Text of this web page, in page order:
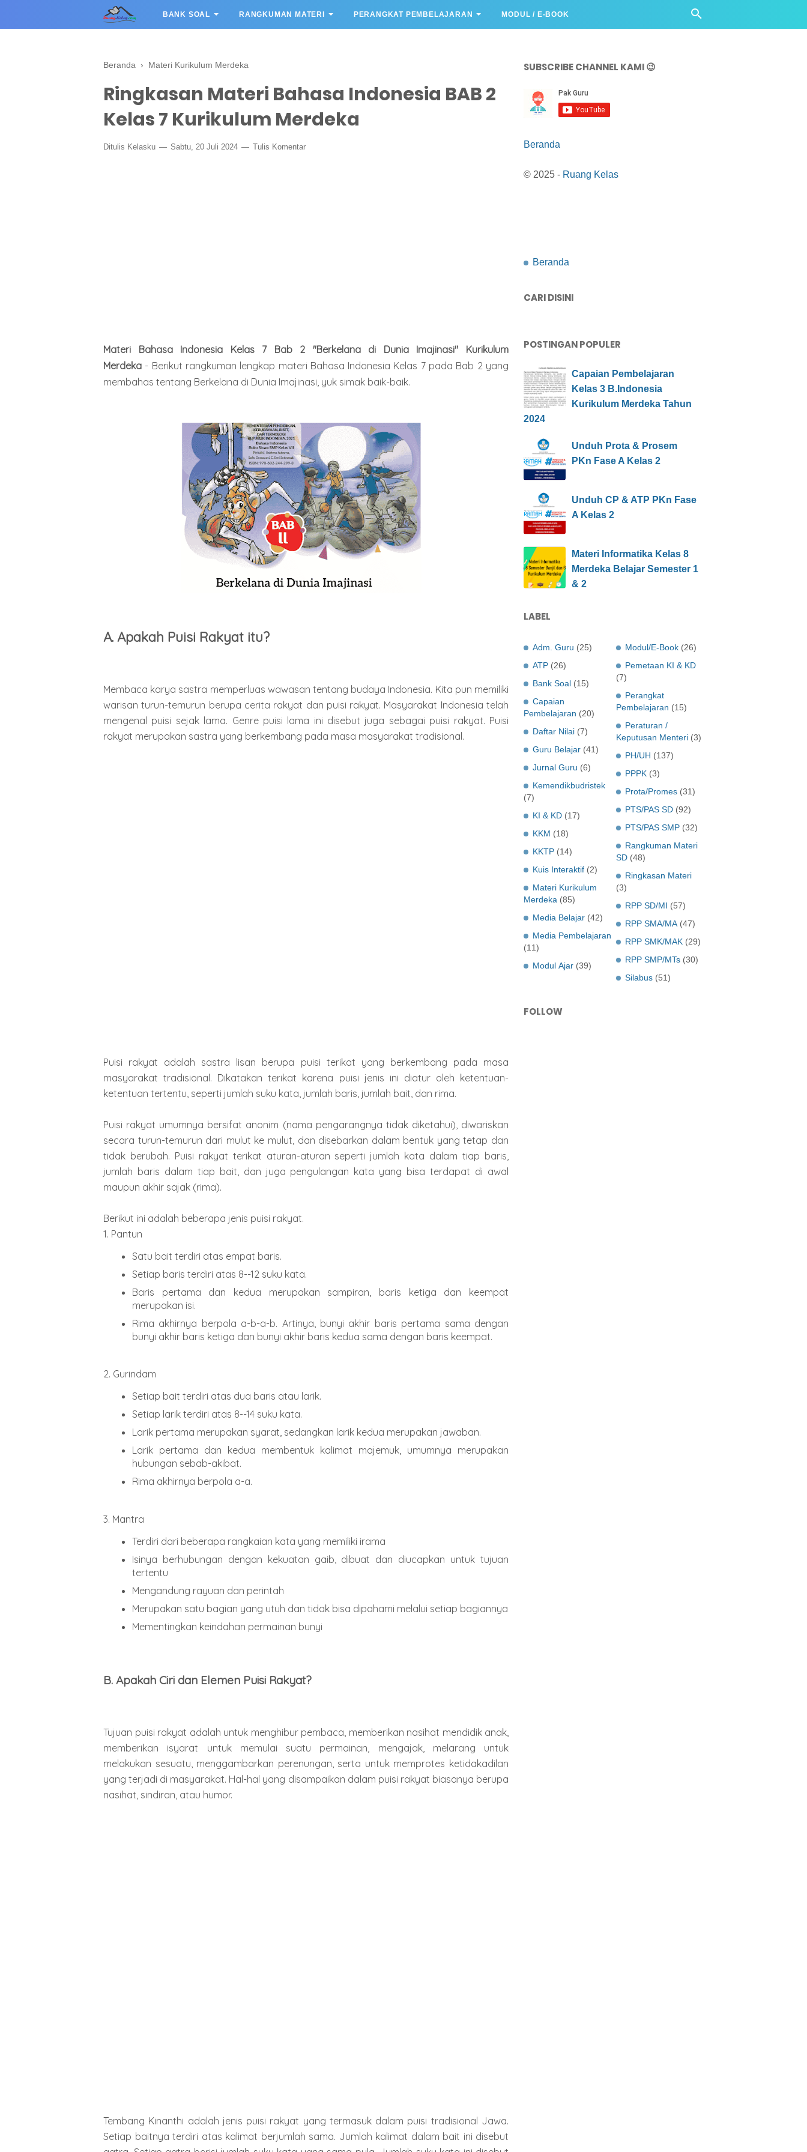
BANK SOAL RANGKUMAN MATERI PERANGKAT PEMBELAJARAN MODUL / E-BOOK
Beranda › Materi Kurikulum Merdeka
Ringkasan Materi Bahasa Indonesia BAB 2
Kelas 7 Kurikulum Merdeka
Ditulis Kelasku Sabtu, 20 Juli 2024 Tulis Komentar
Materi Bahasa Indonesia Kelas 7 Bab 2 "Berkelana di Dunia Imajinasi" Kurikulum
Merdeka - Berikut rangkuman lengkap materi Bahasa Indonesia Kelas 7 pada Bab 2 yang
membahas tentang Berkelana di Dunia Imajinasi, yuk simak baik-baik.
A. Apakah Puisi Rakyat itu?
Membaca karya sastra memperluas wawasan tentang budaya Indonesia. Kita pun memiliki
warisan turun-temurun berupa cerita rakyat dan puisi rakyat. Masyarakat Indonesia telah
mengenal puisi sejak lama. Genre puisi lama ini disebut juga sebagai puisi rakyat. Puisi
rakyat merupakan sastra yang berkembang pada masa masyarakat tradisional.
Puisi rakyat adalah sastra lisan berupa puisi terikat yang berkembang pada masa
masyarakat tradisional. Dikatakan terikat karena puisi jenis ini diatur oleh ketentuan-
ketentuan tertentu, seperti jumlah suku kata, jumlah baris, jumlah bait, dan rima.
Puisi rakyat umumnya bersifat anonim (nama pengarangnya tidak diketahui), diwariskan
secara turun-temurun dari mulut ke mulut, dan disebarkan dalam bentuk yang tetap dan
tidak berubah. Puisi rakyat terikat aturan-aturan seperti jumlah kata dalam tiap baris,
jumlah baris dalam tiap bait, dan juga pengulangan kata yang bisa terdapat di awal
maupun akhir sajak (rima).
Berikut ini adalah beberapa jenis puisi rakyat.
1. Pantun
Satu bait terdiri atas empat baris.
Setiap baris terdiri atas 8--12 suku kata.
Baris pertama dan kedua merupakan sampiran, baris ketiga dan keempat
merupakan isi.
Rima akhirnya berpola a-b-a-b. Artinya, bunyi akhir baris pertama sama dengan
bunyi akhir baris ketiga dan bunyi akhir baris kedua sama dengan baris keempat.
2. Gurindam
Setiap bait terdiri atas dua baris atau larik.
Setiap larik terdiri atas 8--14 suku kata.
Larik pertama merupakan syarat, sedangkan larik kedua merupakan jawaban.
Larik pertama dan kedua membentuk kalimat majemuk, umumnya merupakan
hubungan sebab-akibat.
Rima akhirnya berpola a-a.
3. Mantra
Terdiri dari beberapa rangkaian kata yang memiliki irama
Isinya berhubungan dengan kekuatan gaib, dibuat dan diucapkan untuk tujuan
tertentu
Mengandung rayuan dan perintah
Merupakan satu bagian yang utuh dan tidak bisa dipahami melalui setiap bagiannya
Mementingkan keindahan permainan bunyi
B. Apakah Ciri dan Elemen Puisi Rakyat?
Tujuan puisi rakyat adalah untuk menghibur pembaca, memberikan nasihat mendidik anak,
memberikan isyarat untuk memulai suatu permainan, mengajak, melarang untuk
melakukan sesuatu, menggambarkan perenungan, serta untuk memprotes ketidakadilan
yang terjadi di masyarakat. Hal-hal yang disampaikan dalam puisi rakyat biasanya berupa
nasihat, sindiran, atau humor.
Tembang Kinanthi adalah jenis puisi rakyat yang termasuk dalam puisi tradisional Jawa.
Setiap baitnya terdiri atas kalimat berjumlah sama. Jumlah kalimat dalam bait ini disebut
SUBSCRIBE CHANNEL KAMI 😉
Beranda
© 2025 - Ruang Kelas
Beranda
CARI DISINI
POSTINGAN POPULER
Capaian Pembelajaran
Kelas 3 B.Indonesia
Kurikulum Merdeka Tahun
2024
Unduh Prota & Prosem
PKn Fase A Kelas 2
Unduh CP & ATP PKn Fase
A Kelas 2
Materi Informatika Kelas 8
Merdeka Belajar Semester 1
& 2
LABEL
Adm. Guru (25)
ATP (26)
Bank Soal (15)
Capaian
Pembelajaran (20)
Daftar Nilai (7)
Guru Belajar (41)
Jurnal Guru (6)
Kemendikbudristek
(7)
KI & KD (17)
KKM (18)
KKTP (14)
Kuis Interaktif (2)
Materi Kurikulum
Merdeka (85)
Media Belajar (42)
Media Pembelajaran
(11)
Modul Ajar (39)
Modul/E-Book (26)
Pemetaan KI & KD
(7)
Perangkat
Pembelajaran (15)
Peraturan /
Keputusan Menteri (3)
PH/UH (137)
PPPK (3)
Prota/Promes (31)
PTS/PAS SD (92)
PTS/PAS SMP (32)
Rangkuman Materi
SD (48)
Ringkasan Materi
(3)
RPP SD/MI (57)
RPP SMA/MA (47)
RPP SMK/MAK (29)
RPP SMP/MTs (30)
Silabus (51)
FOLLOW